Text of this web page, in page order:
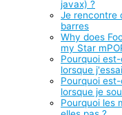
javax) ?
Je rencontre
barres
Why does
my Star
Pourquoi
lorsque
Pourquoi
lorsque je
Pourquoi les